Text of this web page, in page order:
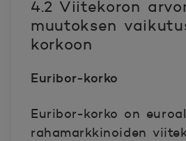
4.2 Viitekoron
muutoksen
korkoon
Euribor-korko
Euribor-korko on
rahamarkkinoiden